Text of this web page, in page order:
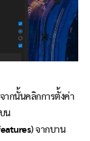
จากนั้นคลิกการตั้งค่า
น
) จากบาน